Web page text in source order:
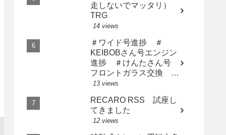
走しないでマッタリ）
TRG
14 views
＃ワイド号進捗 ＃
KEIBOBさん号エンジン
進捗 ＃けんたさん号
フロントガラス交換 ＃
サト橙さん漢の中の漢に
13 views
RECARO RSS 試座し
てきました
12 views